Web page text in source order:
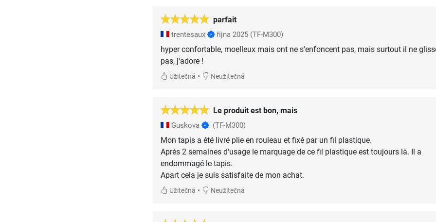
parfait
trentesaux října 2025 (TF-M300)
hyper confortable, moelleux mais ont ne s'enfoncent pas, mais surtout il ne
pas, j'adore !
Užitečná • Neužitečná
Le produit est bon, mais
Guskova (TF-M300)
Mon tapis a été livré plie en rouleau et fixé par un fil plastique.
Après 2 semaines d'usage le marquage de ce fil plastique est toujours là. Il a
endommagé le tapis.
Apart cela je suis satisfaite de mon achat.
Užitečná • Neužitečná